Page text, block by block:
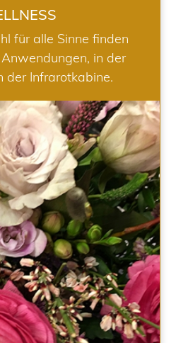
für alle Sinne finden
in der
der Infrarotkabine.